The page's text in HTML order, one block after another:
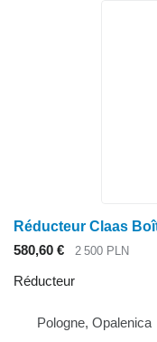
580,60 € 2 500 PLN
Réducteur
Pologne, Opalenica